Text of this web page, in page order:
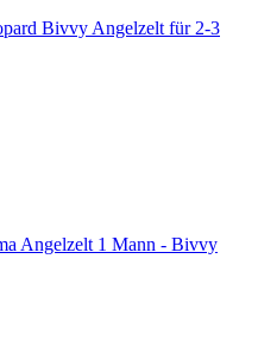
Bivvy Angelzelt für 2-3
Angelzelt 1 Mann - Bivvy